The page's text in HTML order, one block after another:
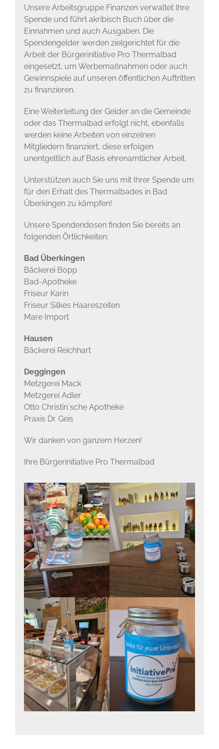
Unsere Arbeitsgruppe Finanzen verwaltet Ihre
Spende und führt akribisch Buch über die
Einnahmen und auch Ausgaben. Die
Spendengelder werden zielgerichtet für die
Arbeit der Bürgerinitiative Pro Thermalbad
eingesetzt, um Werbemaßnahmen oder auch
Gewinnspiele auf unseren öffentlichen Auftritten
zu finanzieren.
Eine Weiterleitung der Gelder an die Gemeinde
oder das Thermalbad erfolgt nicht, ebenfalls
werden keine Arbeiten von einzelnen
Mitgliedern finanziert, diese erfolgen
unentgeltlich auf Basis ehrenamtlicher Arbeit.
Unterstützen auch Sie uns mit Ihrer Spende um
für den Erhalt des Thermalbades in Bad
Überkingen zu kämpfen!
Unsere Spendendosen finden Sie bereits an
folgenden Örtlichkeiten:
Bad Überkingen
Bäckerei Bopp
Bad-Apotheke
Friseur Karin
Friseur Silkes Haareszeiten
Mare Import
Hausen
Bäckerei Reichhart
Deggingen
Metzgerei Mack
Metzgerei Adler
Otto Christin´sche Apotheke
Praxis Dr. Geis
Wir danken von ganzem Herzen!
Ihre Bürgerinitiative Pro Thermalbad